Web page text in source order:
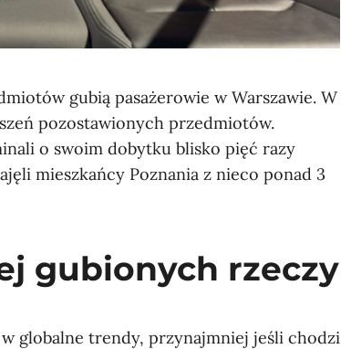
gubią pasażerowie w Warszawie. W
pozostawionych przedmiotów.
o swoim dobytku blisko pięć razy
mieszkańcy Poznania z nieco ponad 3
gubionych rzeczy
globalne trendy, przynajmniej jeśli chodzi